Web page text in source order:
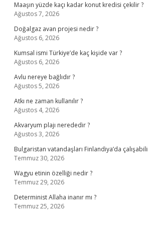
Maaşın yüzde kaçı kadar konut kredisi çekilir ?
Ağustos 7, 2026
Doğalgaz avan projesi nedir ?
Ağustos 6, 2026
Kumsal ismi Türkiye’de kaç kişide var ?
Ağustos 6, 2026
Avlu nereye bağlıdır ?
Ağustos 5, 2026
Atkı ne zaman kullanılır ?
Ağustos 4, 2026
Akvaryum plajı nerededir ?
Ağustos 3, 2026
Bulgaristan vatandaşları Finlandiya’da
Temmuz 30, 2026
Wagyu etinin özelliği nedir ?
Temmuz 29, 2026
Determinist Allaha inanır mı ?
Temmuz 25, 2026